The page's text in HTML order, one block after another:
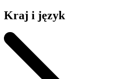
Kraj i język